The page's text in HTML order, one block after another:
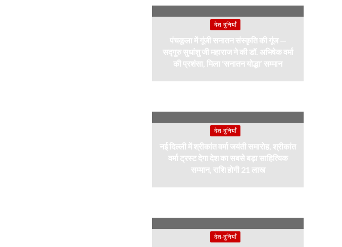
देश-दुनियाँ
पंचकूला में गूंजी सनातन संस्कृति की गूंज —
सद्गुरु सुधांशु जी महाराज ने की डॉ. अभिषेक वर्मा
की प्रशंसा, मिला ‘सनातन योद्धा’ सम्मान
देश-दुनियाँ
नई दिल्ली में श्रीकांत वर्मा जयंती समारोह, श्रीकांत
वर्मा ट्रस्ट देगा देश का सबसे बड़ा साहित्यिक
सम्मान, राशि होगी 21 लाख
देश-दुनियाँ